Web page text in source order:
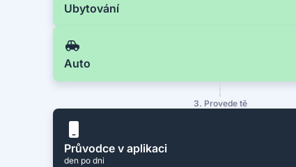
Ubytování
Auto
3. Provede tě
Průvodce v aplikaci
den po dni